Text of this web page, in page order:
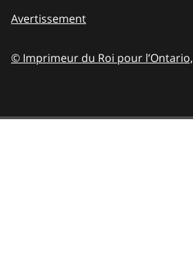
Avertissement
© Imprimeur du Roi pour l’Ontario,